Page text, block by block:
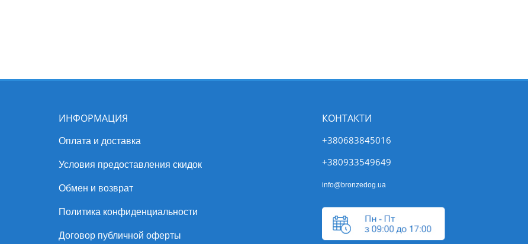
ИНФОРМАЦИЯ
Оплата и доставка
Условия предоставления скидок
Обмен и возврат
Политика конфиденциальности
Договор публичной оферты
КОНТАКТИ
+380683845016
+380933549649
info@bronzedog.ua